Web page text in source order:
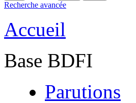
Recherche avancée
Accueil
Base BDFI
Parutions